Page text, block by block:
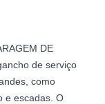
DE
de serviço
como
e escadas. O